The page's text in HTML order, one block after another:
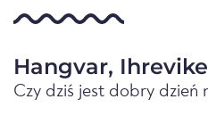
Hangvar,
Czy dziś jest dobry dzień